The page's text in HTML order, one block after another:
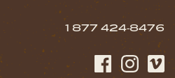
1 877 424-8476